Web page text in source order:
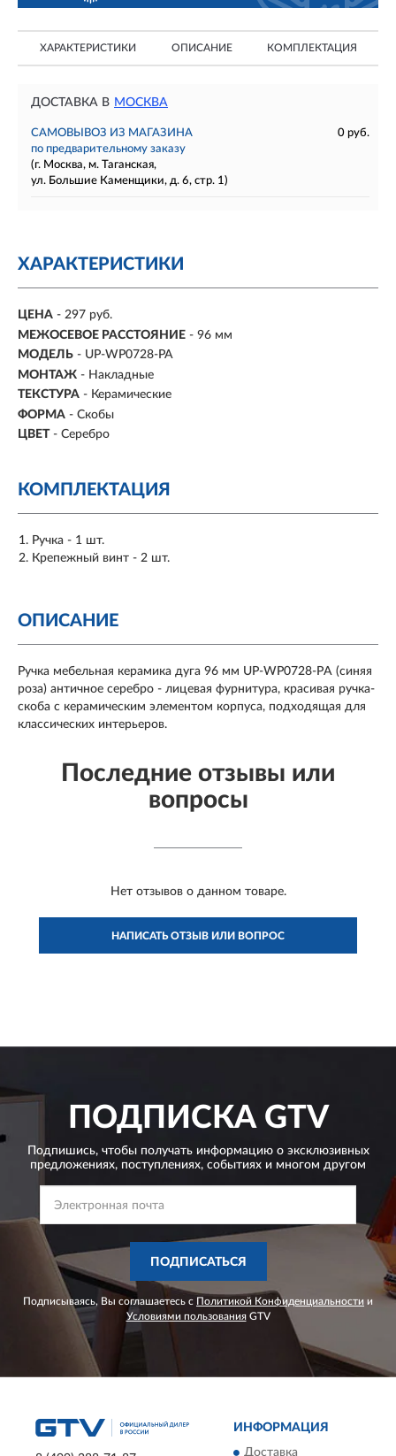
ХАРАКТЕРИСТИКИ ОПИСАНИЕ КОМПЛЕКТАЦИЯ
ДОСТАВКА В МОСКВА
САМОВЫВОЗ ИЗ МАГАЗИНА
0 руб.
по предварительному заказу
(г. Москва, м. Таганская,
ул. Большие Каменщики, д. 6, стр. 1)
ХАРАКТЕРИСТИКИ
ЦЕНА - 297 руб.
МЕЖОСЕВОЕ РАССТОЯНИЕ - 96 мм
МОДЕЛЬ - UP-WP0728-PA
МОНТАЖ - Накладные
ТЕКСТУРА - Керамические
ФОРМА - Скобы
ЦВЕТ - Серебро
КОМПЛЕКТАЦИЯ
Ручка - 1 шт.
Крепежный винт - 2 шт.
ОПИСАНИЕ
Ручка мебельная керамика дуга 96 мм UP-WP0728-РA (синяя
роза) античное серебро - лицевая фурнитура, красивая ручка-
скоба с керамическим элементом корпуса, подходящая для
классических интерьеров.
Последние отзывы или
вопросы
Нет отзывов о данном товаре.
НАПИСАТЬ ОТЗЫВ ИЛИ ВОПРОС
ПОДПИСКАGTV
Подпишись, чтобы получать информацию о эксклюзивных
предложениях, поступлениях, событиях и многом другом
ПОДПИСАТЬСЯ
Подписываясь, Вы соглашаетесь с Политикой Конфиденциальности и
Условиями пользованияGTV
ИНФОРМАЦИЯ
Доставка